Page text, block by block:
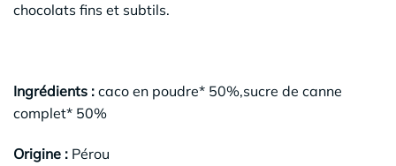
chocolats fins et subtils.
Ingrédients : caco en poudre* 50%,sucre de canne
complet* 50%
Origine : Pérou